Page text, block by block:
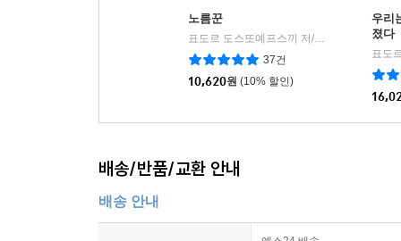
노름꾼
열린
37건
10,620원 (10% 할인)
우리
졌다
배송/반품/교환 안내
배송 안내